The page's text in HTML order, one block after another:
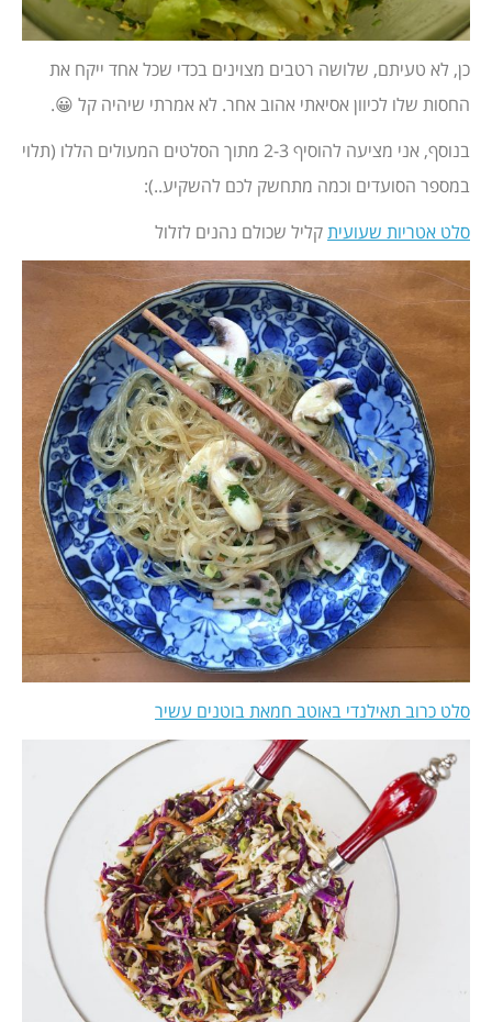
כן, לא טעיתם, שלושה רטבים מצוינים בכדי שכל אחד ייקח את
החסות שלו לכיוון אסיאתי אהוב אחר. לא אמרתי שיהיה קל 😀.
בנוסף, אני מציעה להוסיף 2-3 מתוך הסלטים המעולים הללו (תלוי
במספר הסועדים וכמה מתחשק לכם להשקיע..):
סלט אטריות שעועיתקליל שכולם נהנים לזלול
סלט כרוב תאילנדי באוטב חמאת בוטנים עשיר